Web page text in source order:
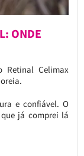
ONDE
Retinal Celimax
e confiável. O
já comprei lá